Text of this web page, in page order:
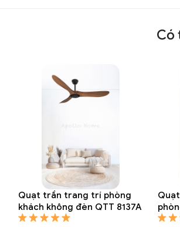
Có
Quạt trần trang trí phòng
khách không đèn QTT 8137A